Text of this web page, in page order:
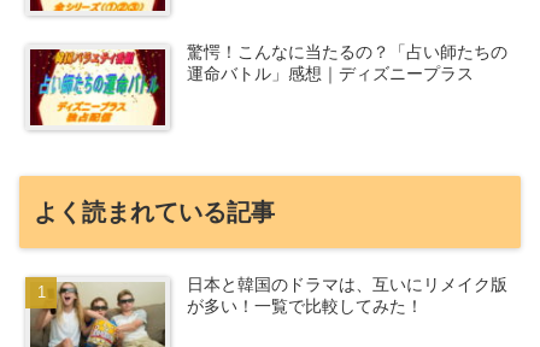
驚愕！こんなに当たるの？「占い師たちの
運命バトル」感想｜ディズニープラス
よく読まれている記事
日本と韓国のドラマは、互いにリメイク版
が多い！一覧で比較してみた！